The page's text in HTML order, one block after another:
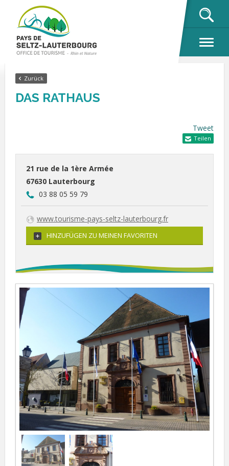
Zurück
DAS RATHAUS
Tweet
Teilen
21 rue de la 1ère Armée
67630 Lauterbourg
03 88 05 59 79
www.tourisme-pays-seltz-lauterbourg.fr
HINZUFÜGEN ZU MEINEN FAVORITEN